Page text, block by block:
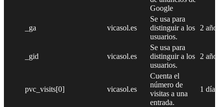
Google
_ga vicasol.es
Se usa para
distinguir a los
usuarios.
2
_gid vicasol.es
Se usa para
distinguir a los
usuarios.
2
pvc_visits[0] vicasol.es
Cuenta el
número de
visitas a una
entrada.
1 día